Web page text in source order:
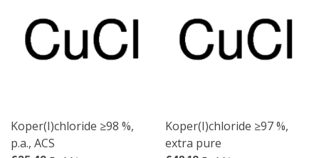
Koper(I)chloride ≥98 %,
p.a., ACS
Koper(I)chloride ≥97 %,
extra pure